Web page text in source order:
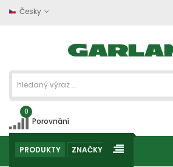
Česky
0
Porovnání
PRODUKTY ZNAČKY